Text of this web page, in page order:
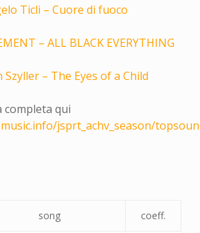
Ticli – Cuore di fuoco
– ALL BLACK EVERYTHING
Szyller – The Eyes of a Child
completa qui
jsprt_achv_season/
song coeff.